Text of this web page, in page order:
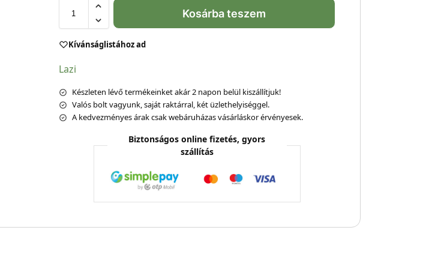
Kosárba teszem
Kívánságlistához ad
Lazi
Készleten lévő termékeinket akár 2 napon belül kiszállítjuk!
Valós bolt vagyunk, saját raktárral, két üzlethelyiséggel.
A kedvezményes árak csak webáruházas vásárláskor érvényesek.
Biztonságos online fizetés, gyors
szállítás